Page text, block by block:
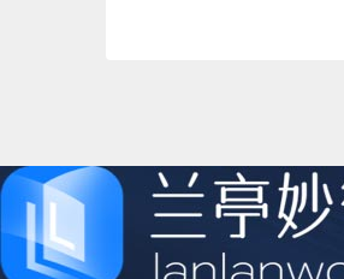
态、环境监测（温湿度
一、软件微
即时反馈操作状态
元素或独特的布局
展示，界面堆满了各
从设计师的角度来
设计师不仅能够交付
本文将结合《真需
求，创造卓越的体